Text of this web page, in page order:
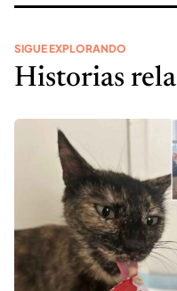
SIGUE EXPLORANDO
Historias